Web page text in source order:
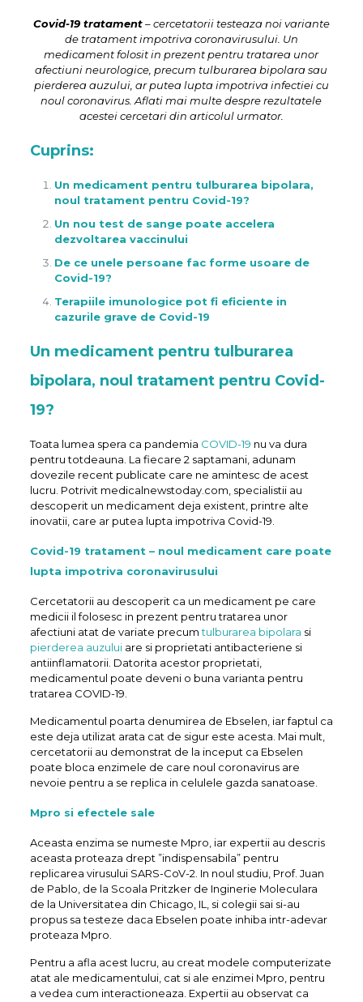
Covid-19 tratament– cercetatorii testeaza noi variante
de tratament impotriva coronavirusului. Un
medicament folosit in prezent pentru tratarea unor
afectiuni neurologice, precum tulburarea bipolara sau
pierderea auzului, ar putea lupta impotriva infectiei cu
noul coronavirus. Aflati mai multe despre rezultatele
acestei cercetari din articolul urmator.
Cuprins:
Un medicament pentru tulburarea bipolara,
noul tratament pentru Covid-19?
Un nou test de sange poate accelera
dezvoltarea vaccinului
De ce unele persoane fac forme usoare de
Covid-19?
Terapiile imunologice pot fi eficiente in
cazurile grave de Covid-19
Un medicament pentru tulburarea
bipolara, noul tratament pentru Covid-
19?
Toata lumea spera ca pandemia COVID-19 nu va dura
pentru totdeauna. La fiecare 2 saptamani, adunam
dovezile recent publicate care ne amintesc de acest
lucru. Potrivit medicalnewstoday.com, specialistii au
descoperit un medicament deja existent, printre alte
inovatii, care ar putea lupta impotriva Covid-19.
Covid-19 tratament – noul medicament care poate
lupta impotriva coronavirusului
Cercetatorii au descoperit ca un medicament pe care
medicii il folosesc in prezent pentru tratarea unor
afectiuni atat de variate precumtulburarea bipolara si
pierderea auzuluiare si proprietati antibacteriene si
antiinflamatorii. Datorita acestor proprietati,
medicamentul poate deveni o buna varianta pentru
tratarea COVID-19.
Medicamentul poarta denumirea de Ebselen, iar faptul ca
este deja utilizat arata cat de sigur este acesta. Mai mult,
cercetatorii au demonstrat de la inceput ca Ebselen
poate bloca enzimele de care noul coronavirus are
nevoie pentru a se replica in celulele gazda sanatoase.
Mpro si efectele sale
Aceasta enzima se numeste Mpro, iar expertii au descris
aceasta proteaza drept ”indispensabila” pentru
replicarea virusului SARS-CoV-2. In noul studiu, Prof. Juan
de Pablo, de la Scoala Pritzker de Inginerie Moleculara
de la Universitatea din Chicago, IL, si colegii sai si-au
propus sa testeze daca Ebselen poate inhiba intr-adevar
proteaza Mpro.
Pentru a afla acest lucru, au creat modele computerizate
atat ale medicamentului, cat si ale enzimei Mpro, pentru
a vedea cum interactioneaza. Expertii au observat ca